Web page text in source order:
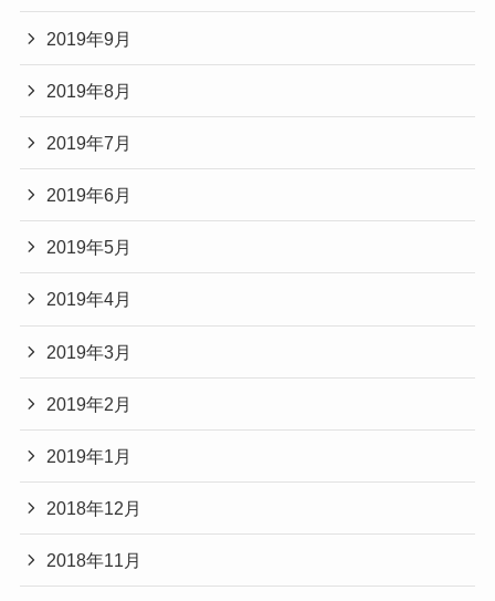
2019年9月
2019年8月
2019年7月
2019年6月
2019年5月
2019年4月
2019年3月
2019年2月
2019年1月
2018年12月
2018年11月